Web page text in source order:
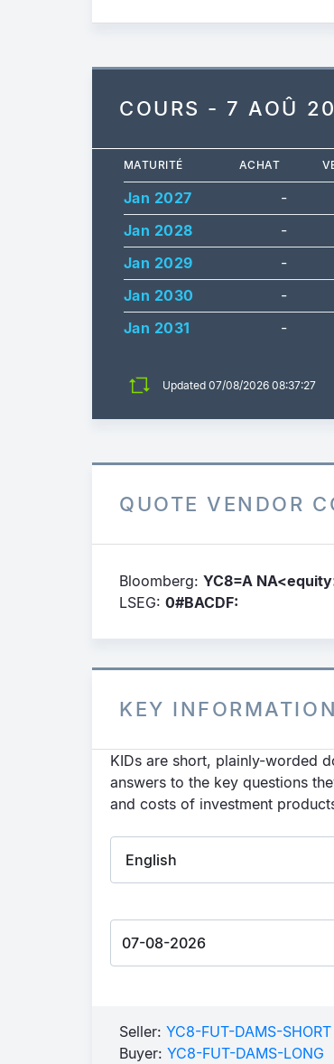
COURS - 7 AOÛ
MATURITÉ ACHAT
Jan 2027 -
Jan 2028
-
Jan 2029
-
Jan 2030
-
Jan 2031
-
Updated 07/08/2026 08:37:27
QUOTE VENDOR
Bloomberg: YC8=A
LSEG: 0#BACDF:
KEY
KIDs are short, plainly-worded
answers to the key questions
and costs of investment
Seller: YC8-FUT-DAMS-SHORT
Buyer: YC8-FUT-DAMS-LONG